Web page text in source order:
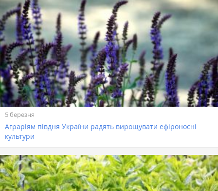
5 березня
Аграріям півдня України радять вирощувати ефіроносні
культури